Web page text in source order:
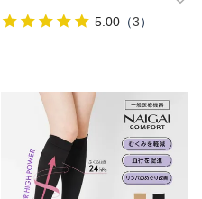
5.00（3）